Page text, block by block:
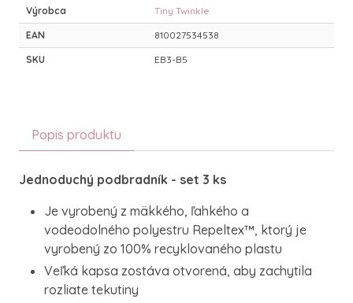
Výrobca Tiny Twinkle
EAN 810027534538
SKU EB3-B5
Popis produktu
Jednoduchý podbradník - set 3 ks
Je vyrobený z mäkkého, ľahkého a
vodeodolného polyestru Repeltex™, ktorý je
vyrobený zo 100% recyklovaného plastu
Veľká kapsa zostáva otvorená, aby zachytila
rozliate tekutiny